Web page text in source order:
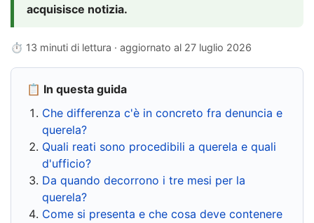
acquisisce notizia.
⏱ 13 minuti di lettura · aggiornato al 27 luglio 2026
📋 In questa guida
Che differenza c'è in concreto fra denuncia e
querela?
Quali reati sono procedibili a querela e quali
d'ufficio?
Da quando decorrono i tre mesi per la
querela?
Come si presenta e che cosa deve contenere